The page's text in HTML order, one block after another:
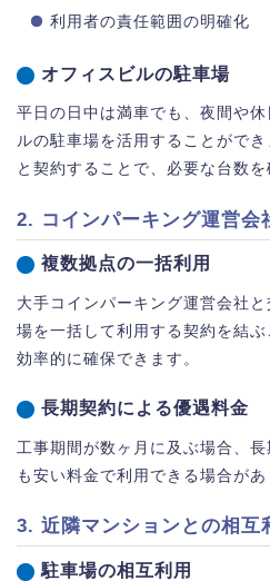
利用者の責任範囲の明確化
オフィスビルの駐車場
平日の日中は満車でも、夜間や
ルの駐車場を活用することがで
と契約することで、必要な台数を
2. コインパーキング運営会
複数拠点の一括利用
大手コインパーキング運営会社
場を一括して利用する契約を結
効率的に確保できます。
長期契約による優遇料金
工事期間が数ヶ月に及ぶ場合、
も安い料金で利用できる場合があ
3. 近隣マンションとの相互
駐車場の相互利用